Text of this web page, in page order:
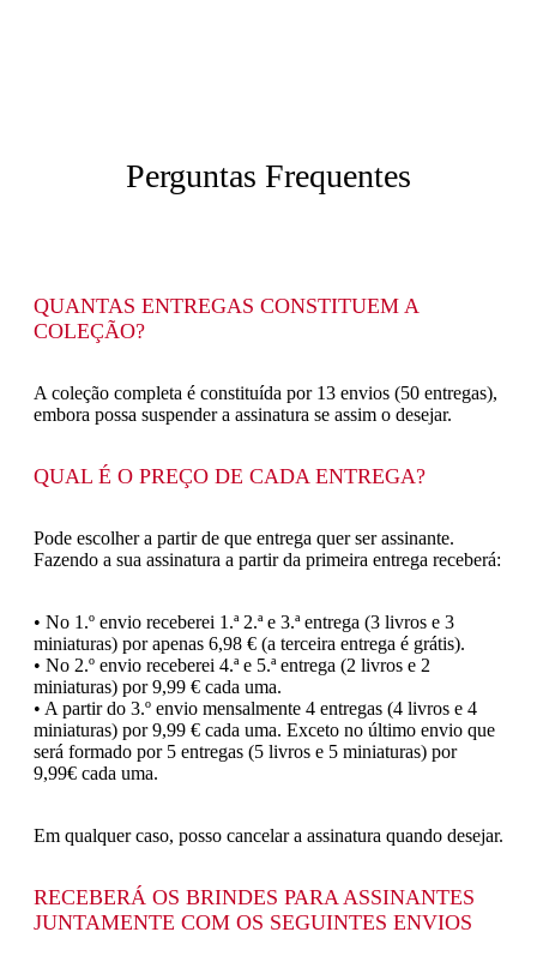
Perguntas Frequentes
QUANTAS ENTREGAS CONSTITUEM A
COLEÇÃO?
A coleção completa é constituída por 13 envios (50 entregas),
embora possa suspender a assinatura se assim o desejar.
QUAL É O PREÇO DE CADA ENTREGA?
Pode escolher a partir de que entrega quer ser assinante.
Fazendo a sua assinatura a partir da primeira entrega receberá:
• No 1.º envio receberei 1.ª 2.ª e 3.ª entrega (3 livros e 3
miniaturas) por apenas 6,98 € (a terceira entrega é grátis).
• No 2.º envio receberei 4.ª e 5.ª entrega (2 livros e 2
miniaturas) por 9,99 € cada uma.
• A partir do 3.º envio mensalmente 4 entregas (4 livros e 4
miniaturas) por 9,99 € cada uma. Exceto no último envio que
será formado por 5 entregas (5 livros e 5 miniaturas) por
9,99€ cada uma.
Em qualquer caso, posso cancelar a assinatura quando desejar.
RECEBERÁ OS BRINDES PARA ASSINANTES
JUNTAMENTE COM OS SEGUINTES ENVIOS